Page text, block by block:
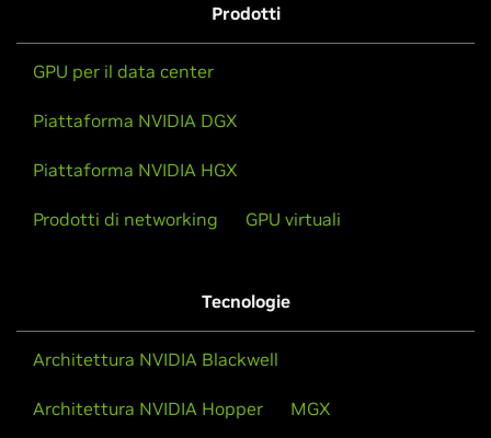
Prodotti
GPU per il data center
Piattaforma NVIDIA DGX
Piattaforma NVIDIA HGX
Prodotti di networking GPU virtuali
Tecnologie
Architettura NVIDIA Blackwell
Architettura NVIDIA Hopper MGX